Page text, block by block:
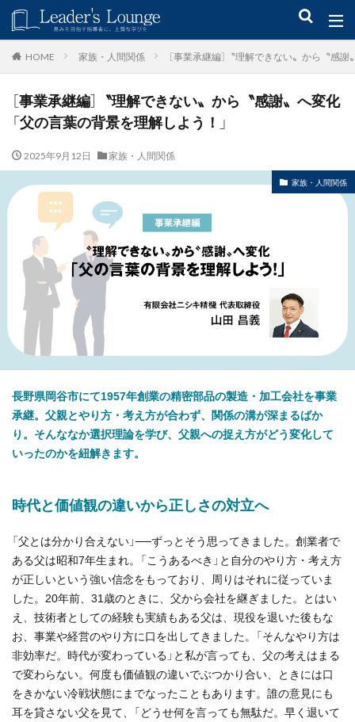
HOME 家族・人間関係 ［事業承継編］〝理解できない〟から〝感
［事業承継編］〝理解できない〟から〝感謝〟へ変化
「父の言葉の背景を理解しよう！」
2025年9月12日 家族・人間関係
家族・人間関係
長野県岡谷市にて1957年創業の精密部品の製造・加工会社を事業
承継。父親とやり方・考え方が合わず、関係の溝が深まるばか
り。そんななか選択理論を学び、父親への捉え方がどう変化して
いったのかを紐解きます。
時代と価値観の違いから正しさの対立へ
「父とは分かり合えない」──ずっとそう思ってきました。創業者で
ある父は昭和7年生まれ。「こうあるべき」と自分のやり方・考え方
が正しいという強い信念をもっており、周りはそれに従っていま
した。20年前、31歳のときに、父から会社を継ぎました。とはい
え、技術者としての経験も実績もある父は、現役を退いた後もな
お、事業や経営のやり方に口を出してきました。「そんなやり方は
非効率だ。時代が変わっている」と私が言っても、父の考えはまる
で変わらない。何度も価値観の違いでぶつかり合い、ときには口
をきかない冷戦状態にまでなったこともあります。誰の意見にも
耳を貸さない父を見て、「どうせ何を言っても無駄だ。早く退いて
キーワード
青木仁志 モチベーションアップ 後継者育成 事業承継
新規事業
カテゴリー
タグ
組織力 目標設定 社会貢献
事業戦略
人材育成